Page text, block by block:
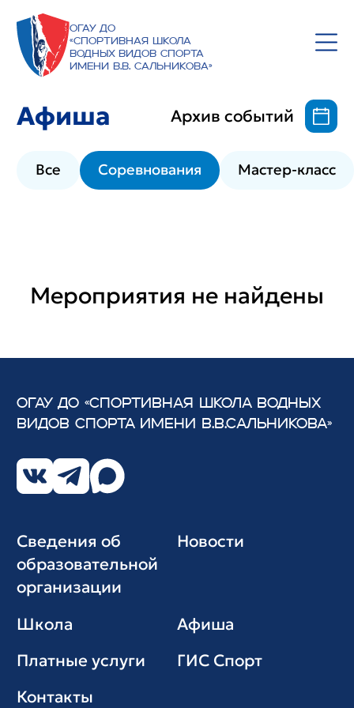
ОГАУ ДО
«Спортивная школа
водных видов спорта
имени В.В. Сальникова»
Афиша Архив событий
Все Соревнования Мастер-класс
Мероприятия не найдены
ОГАУ ДО «СПОРТИВНАЯ ШКОЛА ВОДНЫХ
ВИДОВ СПОРТА ИМЕНИ В.В.САЛЬНИКОВА»
Сведения об
образовательной
организации
Новости
Школа
Афиша
Платные услуги
ГИС Cпорт
Контакты